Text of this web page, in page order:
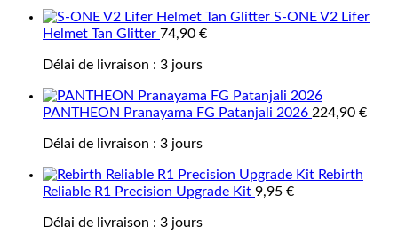
S-ONE V2 Lifer
Helmet Tan Glitter 74,90 €
Délai de livraison : 3 jours
PANTHEON Pranayama FG Patanjali 2026 224,90 €
Délai de livraison : 3 jours
Rebirth
Reliable R1 Precision Upgrade Kit 9,95 €
Délai de livraison : 3 jours